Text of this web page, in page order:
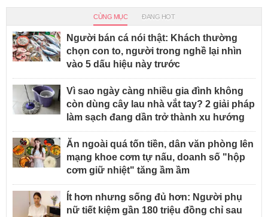
CÙNG MỤC ĐANG HOT
Người bán cá nói thật: Khách thường
chọn con to, người trong nghề lại nhìn
vào 5 dấu hiệu này trước
Vì sao ngày càng nhiều gia đình không
còn dùng cây lau nhà vắt tay? 2 giải pháp
làm sạch đang dần trở thành xu hướng
Ăn ngoài quá tốn tiền, dân văn phòng lên
mạng khoe cơm tự nấu, doanh số "hộp
cơm giữ nhiệt" tăng ầm ầm
Ít hơn nhưng sống đủ hơn: Người phụ
nữ tiết kiệm gần 180 triệu đồng chỉ sau